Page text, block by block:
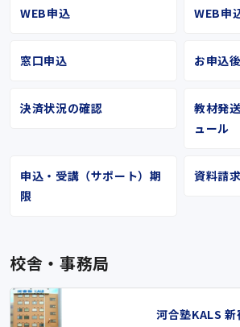
WEB申込 WEB申
窓口申込 お申込
決済状況の確認
教材発
ュール
申込・受講（サポート）期
限
資料請求
校舎・事務局
河合塾KALS 新